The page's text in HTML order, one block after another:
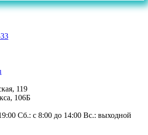
119
106Б
Сб.: с 8:00 до 14:00 Вс.: выходной